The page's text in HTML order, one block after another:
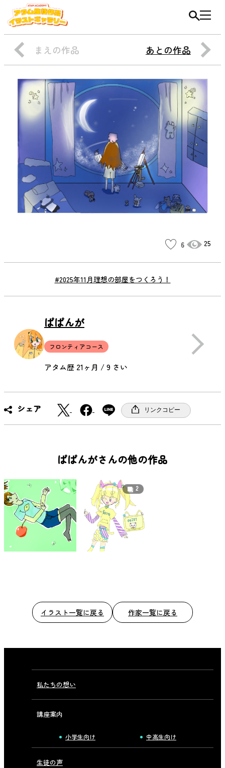
まえの作品 あとの作品
#2025年11月理想の部屋をつくろう！
6 25
ぱぱんが
フロンティアコース
アタム歴 21ヶ月 / 9 さい
シェア
a
c
o
k
リンクコピー
ぱぱんがさんの他の作品
2
イラスト一覧に戻る 作家一覧に戻る
私たちの想い
講座案内
小学生向け 中高生向け
生徒の声